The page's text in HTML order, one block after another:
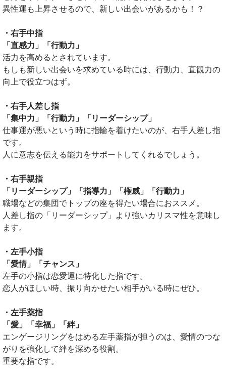
異性運も上昇させるので、新しい出会いがあるかも！？
・右手中指
「直感力」「行動力」
活力を高めるとされています。
もしも新しい出会いを求めている時には、行動力、直観力の
向上で役立つはず。
・右手人差し指
「集中力」「行動力」「リーダーシップ」
仕事運が悪いという時に指輪を着けたいのが、右手人差し指
です。
人に意志を伝える能力をサポートしてくれるでしょう。
・右手親指
「リーダーシップ」「指導力」「権威」「行動力」
職場などの集団でトップの座を得たい場合におススメ。
人差し指の「リーダーシップ」より強いカリスマ性を意味し
ます。
・左手小指
「愛情」「チャンス」
左手の小指は恋愛運に特化した指です。
恋人がほしい時、振り向かせたい相手がいる時にぜひ。
・左手薬指
「愛」「幸福」「絆」
エンゲージリングをはめる左手薬指が担うのは、愛情のつな
がりを強化して絆を深める役割。
重要な指です。